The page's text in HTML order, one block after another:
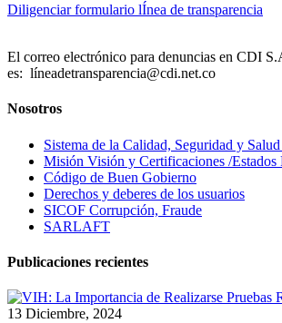
Diligenciar formulario lÍnea de transparencia
El correo electrónico para denuncias en CDI
es: líneadetransparencia@cdi.net.co
Nosotros
Sistema de la Calidad, Seguridad y
Misión Visión y Certificaciones /Estados
Código de Buen Gobierno
Derechos y deberes de los usuarios
SICOF Corrupción, Fraude
SARLAFT
Publicaciones recientes
13 Diciembre, 2024